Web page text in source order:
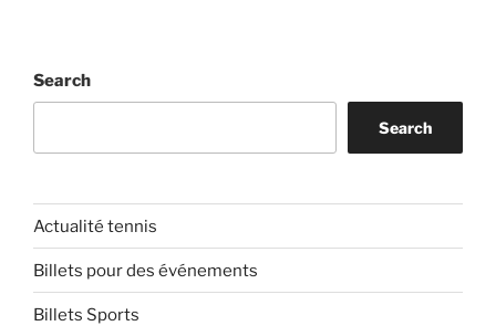
Search
Search
Actualité tennis
Billets pour des événements
Billets Sports